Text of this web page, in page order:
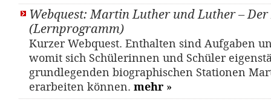
Webquest: Martin Luther und Luther –
(Lernprogramm)
Kurzer Webquest. Enthalten sind Aufgaben
womit sich Schülerinnen und Schüler
grundlegenden biographischen Stationen
erarbeiten können. mehr »